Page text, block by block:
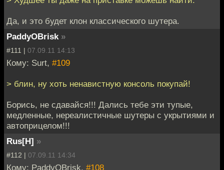
Да, и это будет клон классического шутера.
PaddyOBrisk »
#111 | 07.09.11 14:13
Кому: Surt, #109
> блин, ну хоть ненавистную консоль покупай!
Борись, не сдавайся!!! Дались тебе эти тупые,
медленные, нереалистичные шутеры с укрытиями и
автоприцелом!!!
Rus[H] »
#112 | 07.09.11 14:34
Кому: PaddyOBrisk, #108